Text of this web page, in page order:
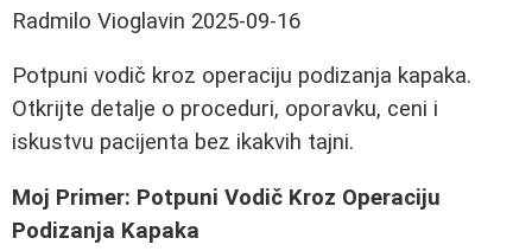
Radmilo Vioglavin 2025-09-16
Potpuni vodič kroz operaciju podizanja kapaka.
Otkrijte detalje o proceduri, oporavku, ceni i
iskustvu pacijenta bez ikakvih tajni.
Moj Primer: Potpuni Vodič Kroz Operaciju
Podizanja Kapaka